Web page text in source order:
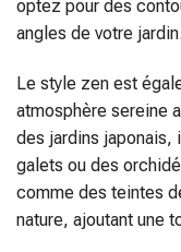
optez pour des
angles de votre jardin.
Le style zen est
atmosphère sereine
des jardins japonais,
galets ou des
comme des teintes
nature, ajoutant une